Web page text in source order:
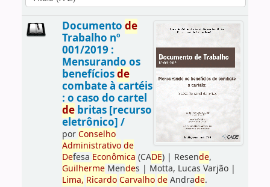
Documento de
Trabalho nº
001/2019 :
Mensurando os
benefíciosde
combate à cartéis
: o caso do cartel
debritas [recurso
eletrônico] /
porConselho
Administrativo de
Defesa Econômica (CADE)| Resende,
GuilhermeMendes | Motta, Lucas Varjão|
Lima, Ricardo Carvalho deAndrade.